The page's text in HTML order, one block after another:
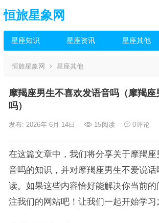
恒旅星象网
星座知识 星座资讯 星座其他
恒旅星象网 星座其他
摩羯座男生不喜欢发语音吗（摩羯座
吗）
发布: 2026年 6月 14日 15阅读 0评论
在这篇文章中，我们将分享关于摩羯
音吗的知识，并对摩羯座男生不爱说话
读。如果这些内容恰好能解决你当前的
注我们的网站吧！让我们一起开始学习